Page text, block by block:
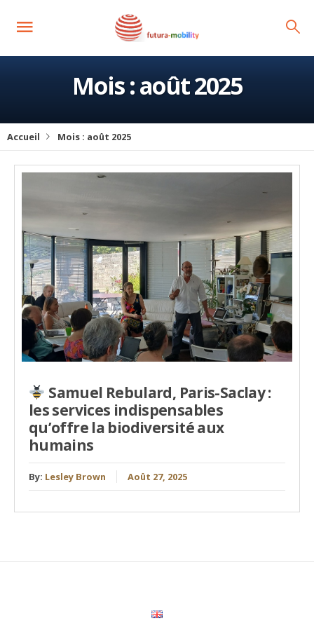
Mois :août 2025
Accueil Mois : août 2025
Samuel Rebulard, Paris-Saclay :
les services indispensables
qu’offre la biodiversité aux
humains
By: Lesley Brown Août 27, 2025